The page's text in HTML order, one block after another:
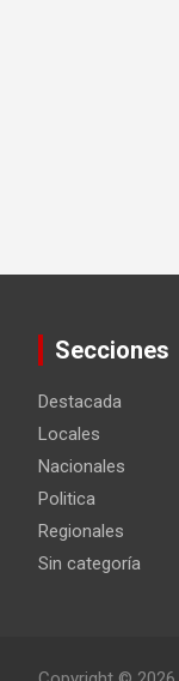
Secciones
Destacada
Locales
Nacionales
Politica
Regionales
Sin categoría